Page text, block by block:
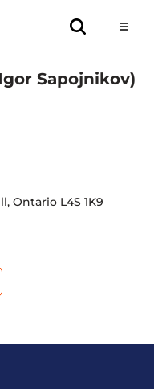
Sapojnikov)
Ontario L4S 1K9